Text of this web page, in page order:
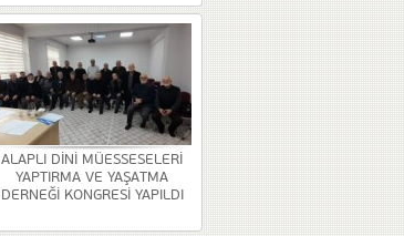
ALAPLI DİNİ MÜESSESELERİ
YAPTIRMA VE YAŞATMA
DERNEĞİ KONGRESİ YAPILDI